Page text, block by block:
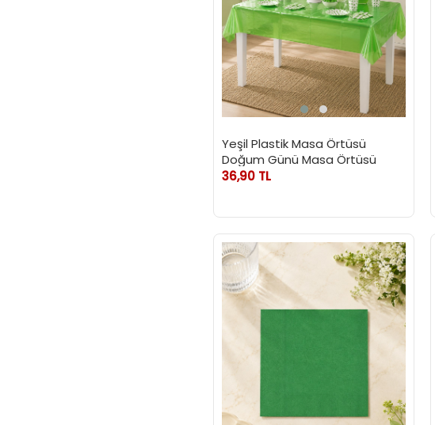
Yeşil Plastik Masa Örtüsü
Doğum Günü Masa Örtüsü
36,90 TL